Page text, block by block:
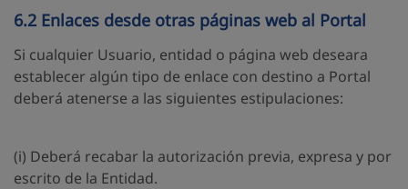
6.2 Enlaces desde otras páginas web al Portal
Si cualquier Usuario, entidad o página web deseara
establecer algún tipo de enlace con destino a Portal
deberá atenerse a las siguientes estipulaciones:
(i) Deberá recabar la autorización previa, expresa y por
escrito de la Entidad.